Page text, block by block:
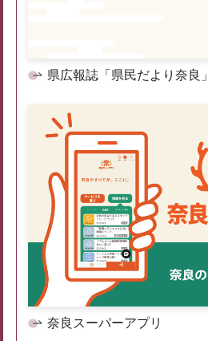
県広報誌「県民だより奈良」
奈良スーパーアプリ